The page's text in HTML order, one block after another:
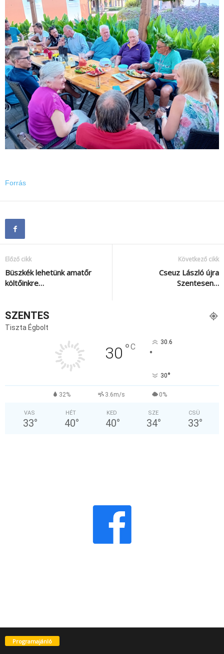
Forrás
Előző cikk
Büszkék lehetünk amatőr
költőinkre…
Következő cikk
Cseuz László újra
Szentesen…
SZENTES
Tiszta Égbolt
30 °C 30.6
°
30°
32% 3.6m/s 0%
VAS
33°
HÉT
40°
KED
40°
SZE
34°
CSÜ
33°
Programajánló